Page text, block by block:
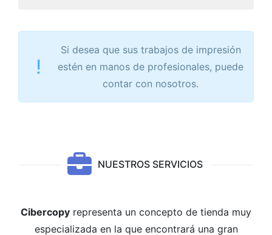
Si desea que sus trabajos de impresión
estén en manos de profesionales, puede
contar con nosotros.
NUESTROS SERVICIOS
Cibercopy representa un concepto de tienda muy
especializada en la que encontrará una gran